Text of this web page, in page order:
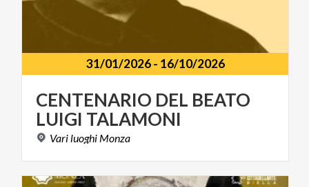
31/01/2026- 16/10/2026
CENTENARIO DEL BEATO
LUIGI TALAMONI
Variluoghi Monza